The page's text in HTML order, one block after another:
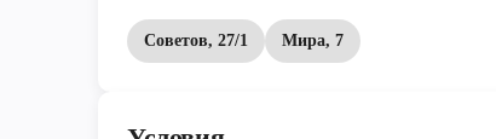
Советов, 27/1 Мира, 7